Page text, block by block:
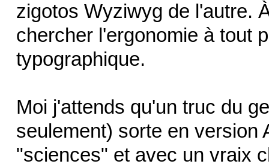
zigotos Wyziwyg de l'autre.
chercher l'ergonomie à tout
typographique.
Moi j'attends qu'un truc du
seulement) sorte en version
"sciences" et avec un vraix